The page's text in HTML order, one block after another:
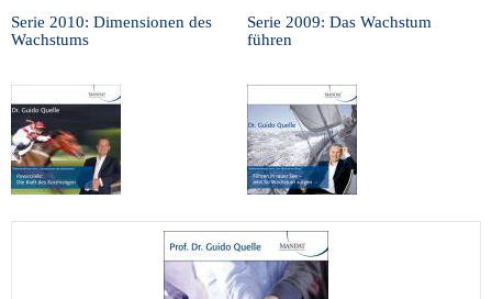
Serie 2010: Dimensionen des
Wachstums
Serie 2009: Das Wachstum
führen